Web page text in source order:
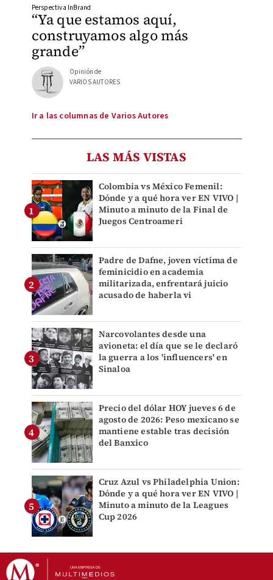
“Ya que estamos aquí,
construyamos algo más
grande”
Perspectiva InBrand
Opinión de
VARIOS AUTORES
Ir a las columnas de Varios Autores
LAS MÁS VISTAS
Colombia vs México Femenil:
Dónde y a qué hora ver EN VIVO |
Minuto a minuto de la Final de
Juegos Centroameri
Padre de Dafne, joven víctima de
feminicidio en academia
militarizada, enfrentará juicio
acusado de haberla vi
Narcovolantes desde una
avioneta: el día que se le declaró
la guerra a los 'influencers' en
Sinaloa
Precio del dólar HOY jueves 6 de
agosto de 2026: Peso mexicano se
mantiene estable tras decisión
del Banxico
Cruz Azul vs Philadelphia Union:
Dónde y a qué hora ver EN VIVO |
Minuto a minuto de la Leagues
Cup 2026